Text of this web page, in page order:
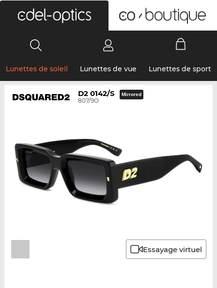
Lunettes de soleil Lunettes de vue Lunettes de sport
D2 0142/S
807/9O
Mirrored
Essayage virtuel